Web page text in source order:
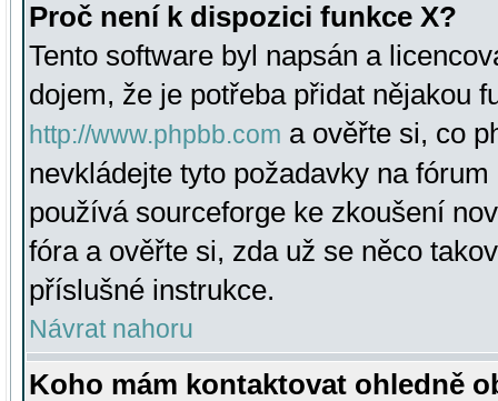
Proč není k dispozici funkce X?
Tento software byl napsán a
dojem, že je potřeba přidat nějakou
http://www.phpbb.com a ověřte si, co
nevkládejte tyto požadavky na
používá sourceforge ke zkoušení
fóra a ověřte si, zda už se něco
příslušné instrukce.
Návrat nahoru
Koho mám kontaktovat ohledně